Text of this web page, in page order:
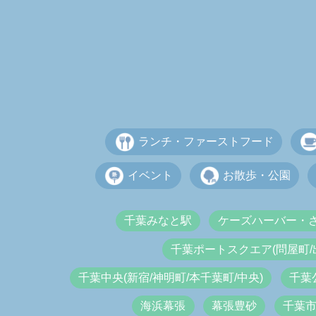
ランチ・ファーストフード
イベント お散歩・公園
千葉みなと駅 ケーズハーバー・
千葉ポートスクエア(問屋町/
千葉中央(新宿/神明町/本千葉町/中央) 千葉
海浜幕張 幕張豊砂 千葉